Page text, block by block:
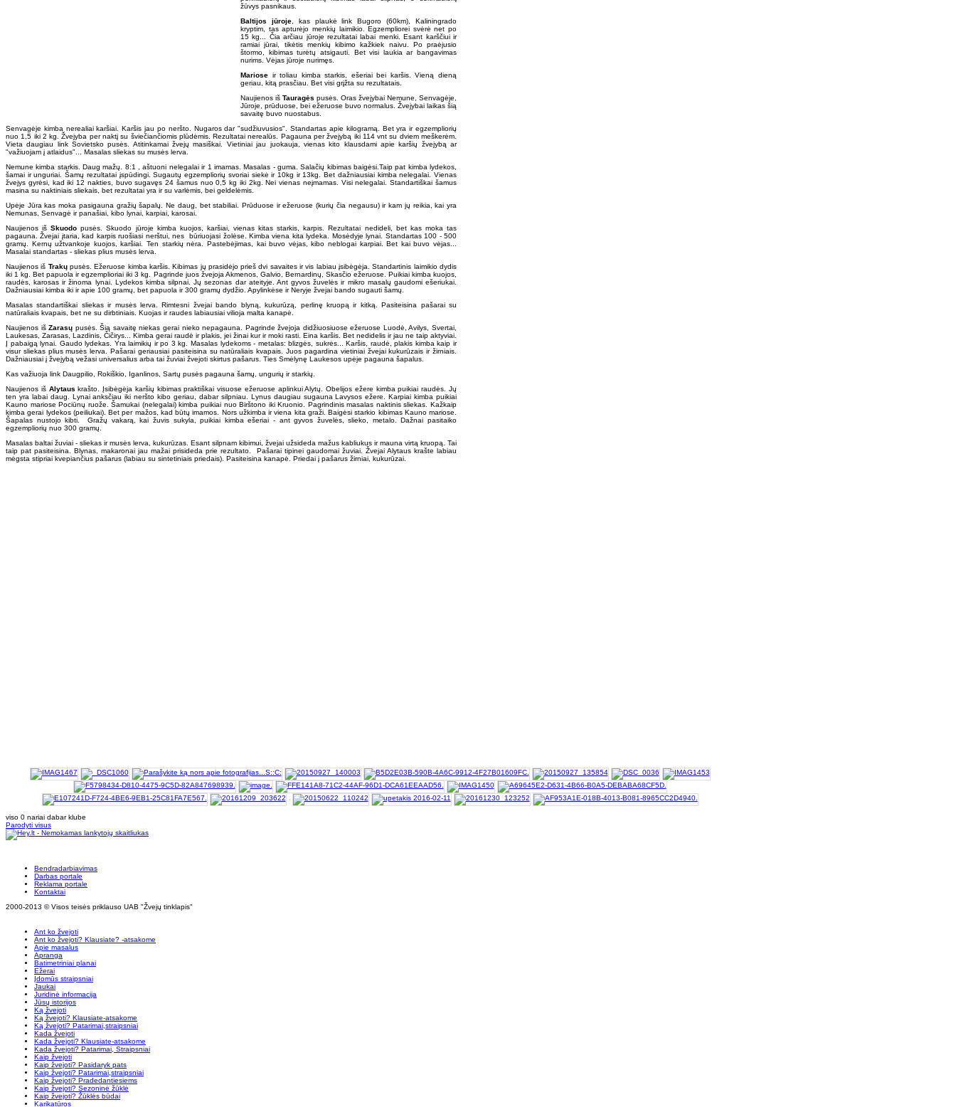
žūvys pasnikaus.
Baltijos jūroje, kas plaukė link Bugoro (60km), Kaliningrado
kryptim, tas apturėjo menkių laimikio. Egzempliorei svėrė net po
15 kg... Čia arčiau jūroje rezultatai labai menki. Esant karščiui ir
ramiai jūrai, tikėtis menkių kibimo kažkiek naivu. Po praėjusio
štormo, kibimas turėtų atsigauti. Bet visi laukia ar bangavimas
nurims. Vėjas jūroje nurimęs.
Mariose ir toliau kimba starkis, ešeriai bei karšis. Vieną dieną
geriau, kitą prasčiau. Bet visi grįžta su rezultatais.
Naujienos iš Tauragės pusės. Oras žvejybai Nemune, Senvagėje,
Jūroje, prūduose, bei ežeruose buvo normalus. Žvejybai laikas šią
savaitę buvo nuostabus.
Senvagėje kimba nerealiai karšiai. Karšis jau po neršto. Nugaros dar "sudžiuvusios". Standartas apie kilogramą. Bet yra ir egzempliorių
nuo 1,5 iki 2 kg. Žvejyba per naktį su šviečiančiomis plūdėmis. Rezultatai nerealūs. Pagauna per žvejybą iki 114 vnt su dviem meškerėm.
Vieta daugiau link Sovietsko pusės. Atitinkamai žvejų masiškai. Vietiniai jau juokauja, vienas kito klausdami apie karšių žvejybą ar
"važiuojam į atlaidus"... Masalas sliekas su musės lerva.
Nemune kimba starkis. Daug mažų. 8:1 , aštuoni nelegalai ir 1 imamas. Masalas - guma. Salačių kibimas baigėsi.Taip pat kimba lydekos,
šamai ir unguriai. Šamų rezultatai įspūdingi. Sugautų egzempliorių svoriai siekė ir 10kg ir 13kg. Bet dažniausiai kimba nelegalai. Vienas
žvejys gyrėsi, kad iki 12 nakties, buvo sugavęs 24 šamus nuo 0,5 kg iki 2kg. Nei vienas neįmamas. Visi nelegalai. Standartiškai šamus
masina su naktiniais sliekais, bet rezultatai yra ir su varlėmis, bei geldelėmis.
Upėje Jūra kas moka pasigauna gražių šapalų. Ne daug, bet stabiliai. Prūduose ir ežeruose (kurių čia negausu) ir kam jų reikia, kai yra
Nemunas, Senvagė ir panašiai, kibo lynai, karpiai, karosai.
Naujienos išSkuodo pusės. Skuodo jūroje kimba kuojos, karšiai, vienas kitas starkis, karpis. Rezultatai nedideli, bet kas moka tas
pagauna. Žvejai įtaria, kad karpis ruošiasi nerštui, nes būriuojasi žolėse. Kimba viena kita lydeka. Mosėdyje lynai. Standartas 100 - 500
gramų. Kernų užtvankoje kuojos, karšiai. Ten starkių nėra. Pastebėjimas, kai buvo vėjas, kibo neblogai karpiai. Bet kai buvo vėjas...
Masalai standartas - sliekas plius musės lerva.
Naujienos iš Trakųpusės. Ežeruose kimba karšis. Kibimas jų prasidėjo prieš dvi savaites ir vis labiau įsibėgėja. Standartinis laimikio dydis
iki 1 kg. Bet papuola ir egzemplioriai iki 3 kg. Pagrinde juos žvejoja Akmenos, Galvio, Bernardinų, Skasčio ežeruose. Puikiai kimba kuojos,
raudės, karosas ir žinoma lynai. Lydekos kimba silpnai. Jų sezonas dar ateityje. Ant gyvos žuvelės ir mikro masalų gaudomi ešeriukai.
Dažniausiai kimba iki ir apie 100 gramų, bet papuola ir 300 gramų dydžio. Apylinkėse ir Neryje žvejai bando sugauti šamų.
Masalas standartiškai sliekas ir musės lerva. Rimtesni žvejai bando blyną, kukurūzą, perlinę kruopą ir kitką. Pasiteisina pašarai su
natūraliais kvapais, bet ne su dirbtiniais. Kuojas ir raudes labiausiai vilioja malta kanapė.
Naujienos išZarasų pusės. Šią savaitę niekas gerai nieko nepagauna. Pagrinde žvejoja didžiuosiuose ežeruose Luodė, Avilys, Svertai,
Laukesas, Zarasas, Lazdinis, Čičirys... Kimba gerai raudė ir plakis, jei žinai kur ir moki rasti. Eina karšis. Bet nedidelis ir jau ne taip aktyviai.
Į pabaigą lynai. Gaudo lydekas. Yra laimikių ir po 3 kg. Masalas lydekoms - metalas: blizgės, sukrės... Karšis, raudė, plakis kimba kaip ir
visur sliekas plius musės lerva. Pašarai geriausiai pasiteisina su natūraliais kvapais. Juos pagardina vietiniai žvejai kukurūzais ir žirniais.
Dažniausiai į žvejybą vežasi universalius arba tai žuviai žvejoti skirtus pašarus. Ties Smėlynę Laukesos upėje pagauna šapalus.
Kas važiuoja link Daugpilio, Rokiškio, Iganlinos, Sartų pusės pagauna šamų, ungurių ir starkių.
Naujienos iš Alytauskrašto. Įsibėgėja karšių kibimas praktiškai visuose ežeruose aplinkui Alytų. Obelijos ežere kimba puikiai raudės. Jų
ten yra labai daug. Lynai anksčiau iki neršto kibo geriau, dabar silpniau. Lynus daugiau sugauna Lavysos ežere. Karpiai kimba puikiai
Kauno mariose Pociūnų ruože. Šamukai (nelegalai) kimba puikiai nuo Birštono iki Kruonio. Pagrindinis masalas naktinis sliekas. Kažkaip
kimba gerai lydekos (peiliukai). Bet per mažos, kad būtų imamos. Nors užkimba ir viena kita graži. Baigėsi starkio kibimas Kauno mariose.
Šapalas nustojo kibti. Gražų vakarą, kai žuvis sukyla, puikiai kimba ešeriai - ant gyvos žuvelės, slieko, metalo. Dažnai pasitaiko
egzempliorių nuo 300 gramų.
Masalas baltai žuviai - sliekas ir musės lerva, kukurūzas. Esant silpnam kibimui, žvejai užsideda mažus kabliukus ir mauna virtą kruopą. Tai
taip pat pasiteisina. Blynas, makaronai jau mažai prisideda prie rezultato. Pašarai tipinei gaudomai žuviai. Žvejai Alytaus krašte labiau
mėgsta stipriai kvepiančius pašarus (labiau su sintetiniais priedais). Pasiteisina kanapė. Priedai į pašarus žirniai, kukurūzai.
viso 0 nariai dabar klube
Parodyti visus
Bendradarbiavimas
Darbas portale
Reklama portale
Kontaktai
2000-2013 © Visos teisės priklauso UAB "Žvejų tinklapis"
Ant ko žvejoti
Ant ko žvejoti? Klausiate? -atsakome
Apie masalus
Apranga
Batimetriniai planai
Ežerai
Įdomūs straipsniai
Jaukai
Juridinė informacija
Jūsų istorijos
Ką žvejoti
Ką žvejoti? Klausiate-atsakome
Ką žvejoti? Patarimai,straipsniai
Kada žvejoti
Kada žvejoti? Klausiate-atsakome
Kada žvejoti? Patarimai, Straipsniai
Kaip žvejoti
Kaip žvejoti? Pasidaryk pats
Kaip žvejoti? Patarimai,straipsniai
Kaip žvejoti? Pradedantiesiems
Kaip žvejoti? Sezoninė žūklė
Kaip žvejoti? Žūklės būdai
Karikatūros